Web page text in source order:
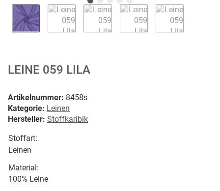
LEINE 059 LILA
Artikelnummer: 8458s
Kategorie: Leinen
Hersteller: Stoffkaribik
Stoffart:
Leinen
Material:
100% Leine